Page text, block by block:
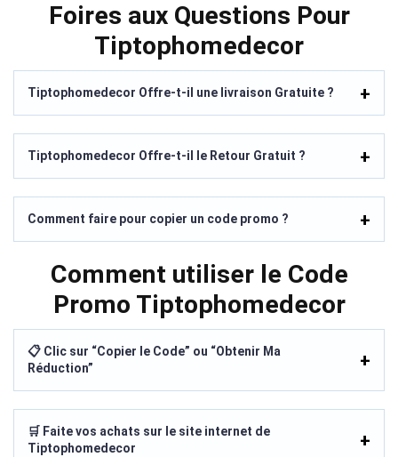
Foires aux Questions Pour
Tiptophomedecor
Tiptophomedecor Offre-t-il une livraison Gratuite ?
Tiptophomedecor Offre-t-il le Retour Gratuit ?
Comment faire pour copier un code promo ?
Comment utiliser le Code
Promo Tiptophomedecor
📋 Clic sur “Copier le Code” ou “Obtenir Ma
Réduction”
🛒 Faite vos achats sur le site internet de
Tiptophomedecor